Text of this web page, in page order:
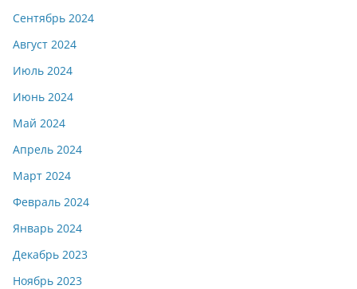
Сентябрь 2024
Август 2024
Июль 2024
Июнь 2024
Май 2024
Апрель 2024
Март 2024
Февраль 2024
Январь 2024
Декабрь 2023
Ноябрь 2023